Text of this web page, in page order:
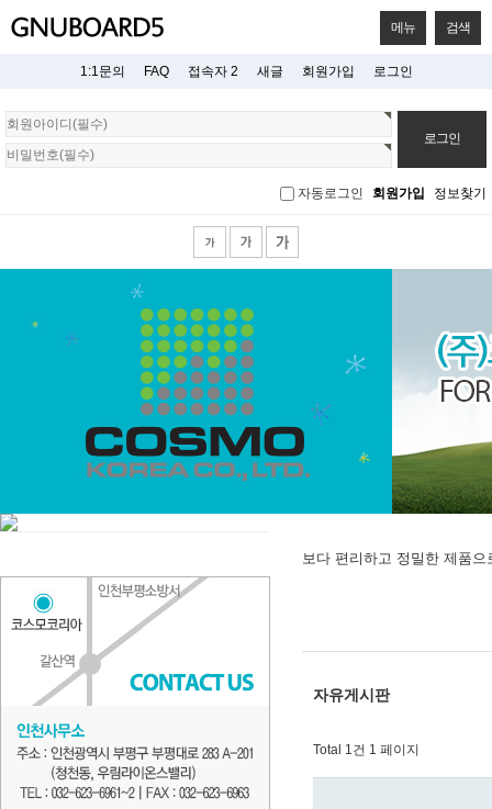
메뉴 검색
1:1문의 FAQ 접속자 2 새글 회원가입 로그인
회
원
로
자동로그인 회원가입 정보찾기
보다 편리하고 정밀한 제품
자유게시판
Total 1건 1 페이지